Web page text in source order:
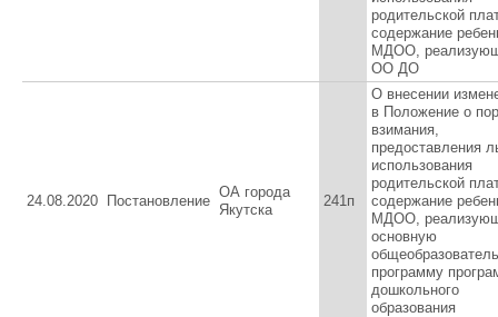
родительской
содержание
МДОО,
ОО ДО
24.08.2020 Постановление
ОА города
Якутска
241п
О внесении
в Положение о
взимания,
предоставления
использования
родительской
содержание
МДОО,
основную
программу
дошкольного
образования